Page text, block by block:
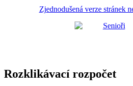
Zjednodušená verze stránek
Rozklikávací rozpočet